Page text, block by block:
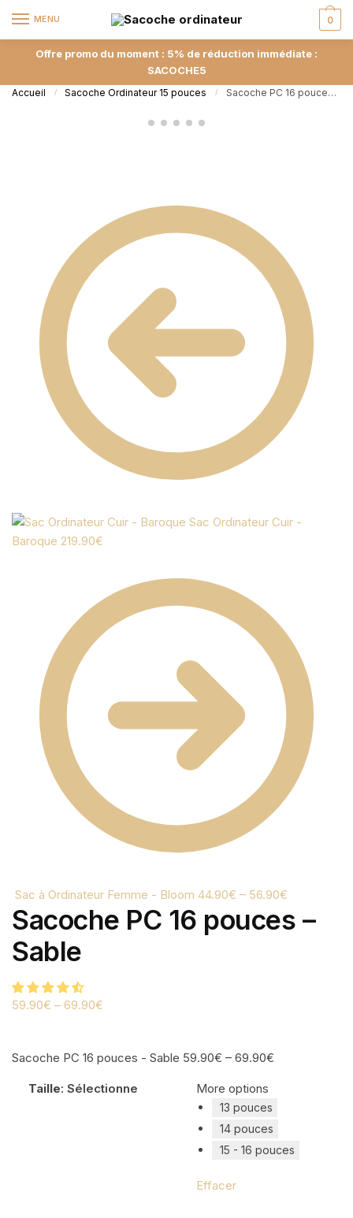
MENU 0
Offre promo du moment : 5% de réduction immédiate :
SACOCHE5
Accueil / Sacoche Ordinateur 15 pouces / Sacoche PC 16 pouces – Sable
Sac Ordinateur Cuir -
Baroque 219.90€
Sac à Ordinateur Femme - Bloom 44.90€ – 56.90€
Sacoche PC 16 pouces –
Sable
59.90€ – 69.90€
Sacoche PC 16 pouces - Sable 59.90€ – 69.90€
Taille: Sélectionne More options
13 pouces
14 pouces
15 - 16 pouces
Effacer